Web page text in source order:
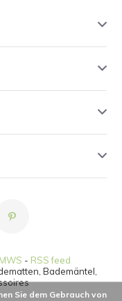
- RSS feed
Bademäntel,
Sie dem Gebrauch von